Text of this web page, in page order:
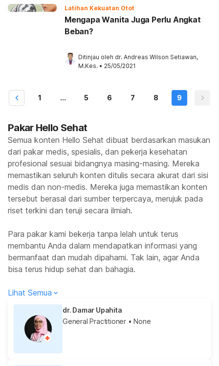
Latihan Kekuatan Otot
Mengapa Wanita Juga Perlu Angkat
Beban?
Ditinjau oleh dr. Andreas Wilson Setiawan,
M.Kes. • 25/05/2021
1 ... 5 6 7 8 9
Pakar Hello Sehat
Semua konten Hello Sehat dibuat berdasarkan masukan
dari pakar medis, spesialis, dan pekerja kesehatan
profesional sesuai bidangnya masing-masing. Mereka
memastikan seluruh konten ditulis secara akurat dari sisi
medis dan non-medis. Mereka juga memastikan konten
tersebut berasal dari sumber terpercaya, merujuk pada
riset terkini dan teruji secara ilmiah.
Para pakar kami bekerja tanpa lelah untuk terus
membantu Anda dalam mendapatkan informasi yang
bermanfaat dan mudah dipahami. Tak lain, agar Anda
bisa terus hidup sehat dan bahagia.
Lihat Semua
dr. Damar Upahita
General Practitioner • None